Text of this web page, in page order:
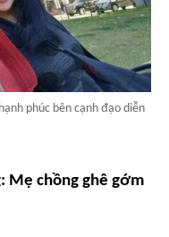
phúc bên cạnh đạo diễn
Mẹ chồng ghê gớm